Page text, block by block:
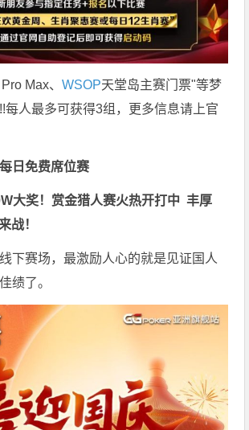
Max、WSOP天堂岛主赛门票"等梦
每人最多可获得3组，更多信息请上官
日免费席位赛
大奖！ 赏金猎人赛火热开打中 丰厚
战！
下赛场，最激励人心的就是见证国人
绩了。